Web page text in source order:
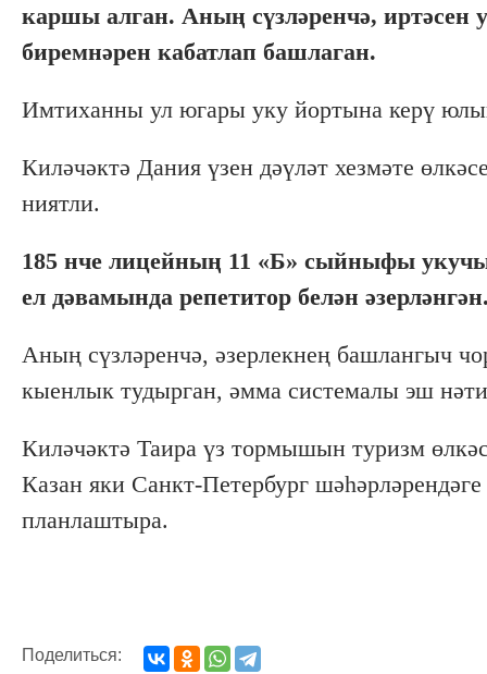
каршы алган. Аның сүзләренчә, иртәсен
биремнәрен кабатлап башлаган.
Имтиханны ул югары уку йортына керү
Киләчәктә Дания үзен дәүләт хезмәте
ниятли.
185 нче лицейның 11 «Б» сыйныфы
ел дәвамында репетитор белән
Аның сүзләренчә, әзерлекнең башлангыч
кыенлык тудырган, әмма системалы эш
Киләчәктә Таира үз тормышын туризм
Казан яки Санкт-Петербург
планлаштыра.
Поделиться: